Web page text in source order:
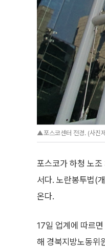
▲포스코센터 전경. (사진
포스코가 하청 노
서다. 노란봉투법(
온다.
17일 업계에 따르
해 경북지방노동위